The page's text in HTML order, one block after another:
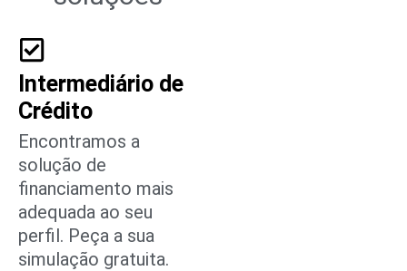
Intermediário de
Crédito
Encontramos a
solução de
financiamento mais
adequada ao seu
perfil. Peça a sua
simulação gratuita.